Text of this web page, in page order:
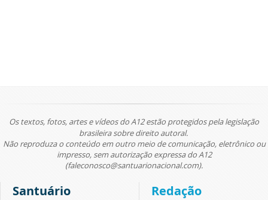
Os textos, fotos, artes e vídeos do A12 estão protegidos pela legislação
brasileira sobre direito autoral.
Não reproduza o conteúdo em outro meio de comunicação, eletrônico ou
impresso, sem autorização expressa do A12
(faleconosco@santuarionacional.com).
Santuário Redação